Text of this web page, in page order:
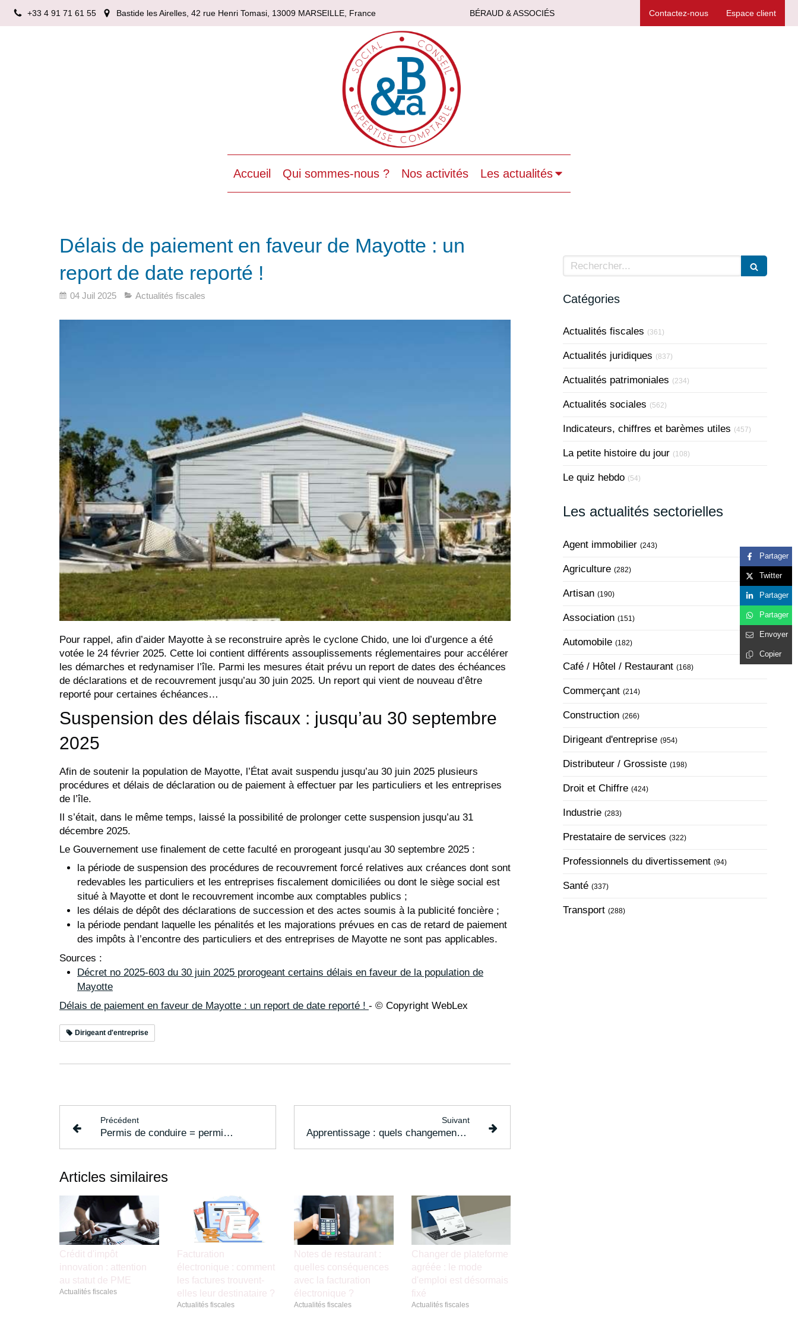
+33 4 91 71 61 55 Bastide les Airelles, 42 rue Henri Tomasi, 13009 MARSEILLE, France BÉRAUD & ASSOCIÉS Espace client
Contactez-nous
Accueil Qui sommes-nous ? Nos activités Les actualités
Délais de paiement en faveur de Mayotte : un
report de date reporté !
04 Juil 2025 Actualités fiscales
Pour rappel, afin d’aider Mayotte à se reconstruire après le cyclone Chido, une loi d’urgence a été
votée le 24 février 2025. Cette loi contient différents assouplissements réglementaires pour accélérer
les démarches et redynamiser l’île. Parmi les mesures était prévu un report de dates des échéances
de déclarations et de recouvrement jusqu’au 30 juin 2025. Un report qui vient de nouveau d’être
reporté pour certaines échéances…
Suspension des délais fiscaux : jusqu’au 30 septembre
2025
Afin de soutenir la population de Mayotte, l’État avait suspendu jusqu’au 30 juin 2025 plusieurs
procédures et délais de déclaration ou de paiement à effectuer par les particuliers et les entreprises
de l’île.
Il s’était, dans le même temps, laissé la possibilité de prolonger cette suspension jusqu’au 31
décembre 2025.
Le Gouvernement use finalement de cette faculté en prorogeant jusqu’au 30 septembre 2025 :
la période de suspension des procédures de recouvrement forcé relatives aux créances dont sont
redevables les particuliers et les entreprises fiscalement domiciliées ou dont le siège social est
situé à Mayotte et dont le recouvrement incombe aux comptables publics ;
les délais de dépôt des déclarations de succession et des actes soumis à la publicité foncière ;
la période pendant laquelle les pénalités et les majorations prévues en cas de retard de paiement
des impôts à l’encontre des particuliers et des entreprises de Mayotte ne sont pas applicables.
Sources :
Décret no 2025-603 du 30 juin 2025 prorogeant certains délais en faveur de la population de
Mayotte
Délais de paiement en faveur de Mayotte : un report de date reporté ! - © Copyright WebLex
Dirigeant d'entreprise
Précédent
Permis de conduire = permis de demander ?
Suivant
Apprentissage : quels changements dès le 1er juillet 2025 ?
Articles similaires
Crédit d'impôt
innovation : attention
au statut de PME
Actualités fiscales
Facturation
électronique : comment
les factures trouvent-
elles leur destinataire ?
Actualités fiscales
Notes de restaurant :
quelles conséquences
avec la facturation
électronique ?
Actualités fiscales
Changer de plateforme
agréée : le mode
d'emploi est désormais
fixé
Actualités fiscales
Partager
Twitter
Partager
Partager
Envoyer
Copier
Rechercher
Catégories
Actualités fiscales (361)
Actualités juridiques (837)
Actualités patrimoniales (234)
Actualités sociales (562)
Indicateurs, chiffres et barèmes utiles (457)
La petite histoire du jour (108)
Le quiz hebdo (54)
Les actualités sectorielles
Agent immobilier (243)
Agriculture (282)
Artisan (190)
Association (151)
Automobile (182)
Café / Hôtel / Restaurant (168)
Commerçant (214)
Construction (266)
Dirigeant d'entreprise (954)
Distributeur / Grossiste (198)
Droit et Chiffre (424)
Industrie (283)
Prestataire de services (322)
Professionnels du divertissement (94)
Santé (337)
Transport (288)